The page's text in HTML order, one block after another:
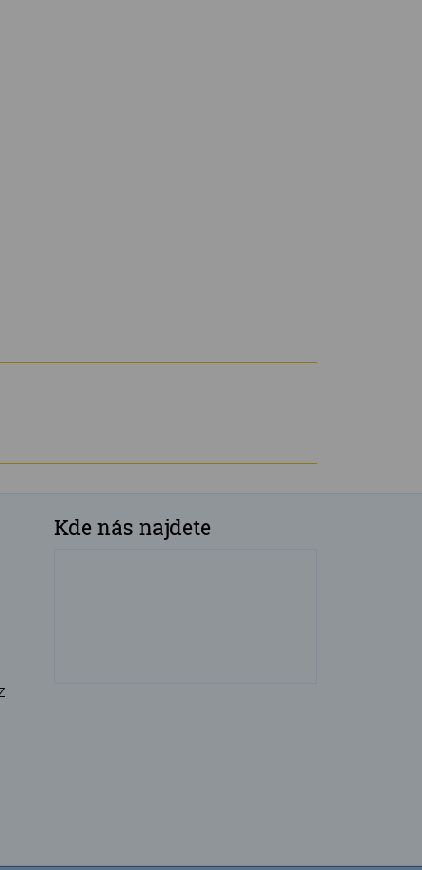
Kde nás najdete